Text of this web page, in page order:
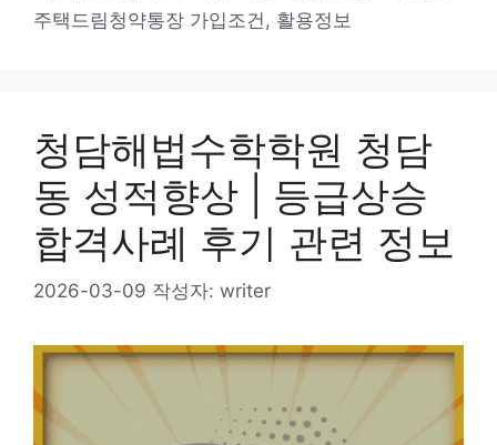
주택드림청약통장 가입조건 , 활용정보
청담해법수학학원 청담
동 성적향상 | 등급상승
합격사례 후기 관련 정보
2026-03-09 작성자: writer